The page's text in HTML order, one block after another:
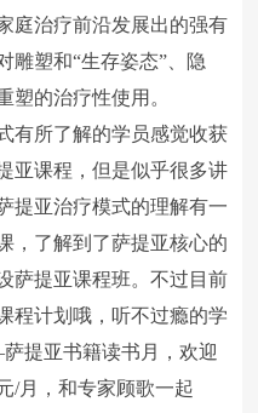
庭治疗前沿发展出的强有
雕塑和“生存姿态”、隐
塑的治疗性使用。
所了解的学员感觉收获
亚课程，但是似乎很多讲
提亚治疗模式的理解有一
，了解到了萨提亚核心的
萨提亚课程班。不过目前
程计划哦，听不过瘾的学
提亚书籍读书月，欢迎
/月，和专家顾歌一起